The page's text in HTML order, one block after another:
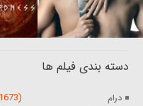
دسته بندی فیلم ها
درام (21673)